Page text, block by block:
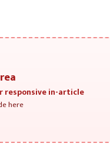
responsive in-article
here